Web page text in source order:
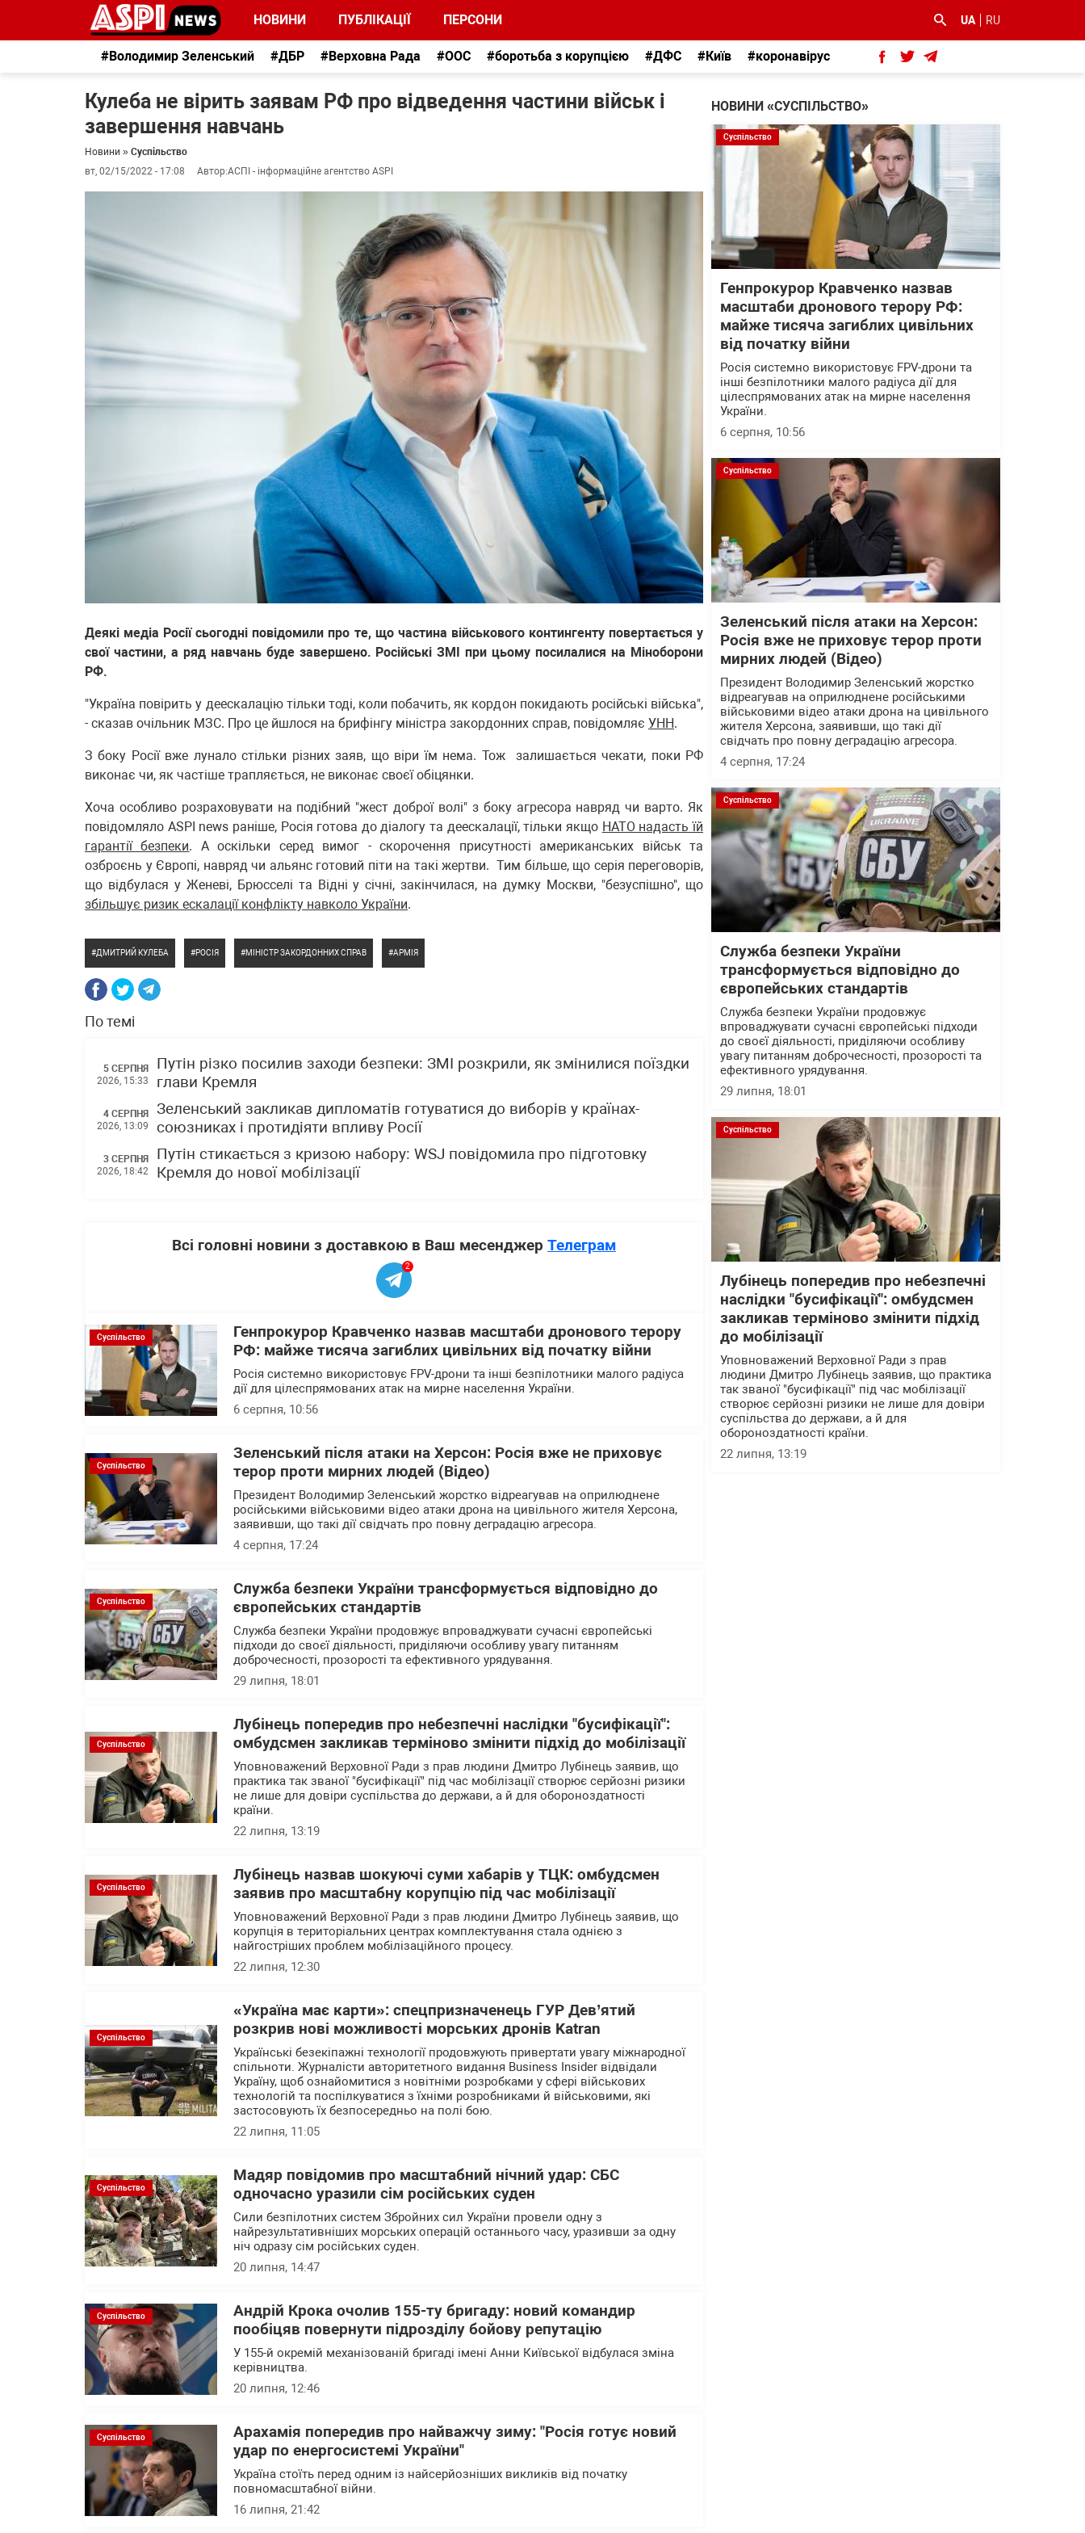
НОВИНИ ПУБЛІКАЦІЇ ПЕРСОНИ UA RU
#Володимир Зеленський #ДБР #Верховна Рада #ООС #боротьба з корупцією #ДФС #Київ #коронавірус
Кулеба не вірить заявам РФ про відведення частини військ і
завершення навчань
Новини » Суспільство
вт, 02/15/2022 - 17:08
Автор:АСПІ - інформаційне агентство ASPI
Деякі медіа Росії сьогодні повідомили про те, що частина військового контингенту повертається у
свої частини, а ряд навчань буде завершено. Російські ЗМІ при цьому посилалися на Міноборони
РФ.
"Україна повірить у деескалацію тільки тоді, коли побачить, як кордон покидають російські війська",
- сказав очільник МЗС. Про це йшлося на брифінгу міністра закордонних справ, повідомляє УНН.
З боку Росії вже лунало стільки різних заяв, що віри їм нема. Тож залишається чекати, поки РФ
виконає чи, як частіше трапляється, не виконає своєї обіцянки.
Хоча особливо розраховувати на подібний "жест доброї волі" з боку агресора навряд чи варто. Як
повідомляло ASPI news раніше, Росія готова до діалогу та деескалації, тільки якщо НАТО надасть їй
гарантії безпеки. А оскільки серед вимог - скорочення присутності американських військ та
озброєнь у Європі, навряд чи альянс готовий піти на такі жертви. Тим більше, що серія переговорів,
що відбулася у Женеві, Брюсселі та Відні у січні, закінчилася, на думку Москви, "безуспішно", що
збільшує ризик ескалації конфлікту навколо України.
ДМИТРИЙ КУЛЕБА РОСІЯ МІНІСТР ЗАКОРДОННИХ СПРАВ АРМІЯ
По темі
5 СЕРПНЯ
2026, 15:33
Путін різко посилив заходи безпеки: ЗМІ розкрили, як змінилися поїздки
глави Кремля
4 СЕРПНЯ
2026, 13:09
Зеленський закликав дипломатів готуватися до виборів у країнах-
союзниках і протидіяти впливу Росії
3 СЕРПНЯ
2026, 18:42
Путін стикається з кризою набору: WSJ повідомила про підготовку
Кремля до нової мобілізації
Всі головні новини з доставкою в Ваш месенджер Телеграм
2
Суспільство
Генпрокурор Кравченко назвав масштаби дронового терору
РФ: майже тисяча загиблих цивільних від початку війни
Росія системно використовує FPV-дрони та інші безпілотники малого радіуса
дії для цілеспрямованих атак на мирне населення України.
6 серпня, 10:56
Суспільство
Зеленський після атаки на Херсон: Росія вже не приховує
терор проти мирних людей (Відео)
Президент Володимир Зеленський жорстко відреагував на оприлюднене
російськими військовими відео атаки дрона на цивільного жителя Херсона,
заявивши, що такі дії свідчать про повну деградацію агресора.
4 серпня, 17:24
Суспільство
Служба безпеки України трансформується відповідно до
європейських стандартів
Служба безпеки України продовжує впроваджувати сучасні європейські
підходи до своєї діяльності, приділяючи особливу увагу питанням
доброчесності, прозорості та ефективного урядування.
29 липня, 18:01
Суспільство
Лубінець попередив про небезпечні наслідки "бусифікації":
омбудсмен закликав терміново змінити підхід до мобілізації
Уповноважений Верховної Ради з прав людини Дмитро Лубінець заявив, що
практика так званої "бусифікації" під час мобілізації створює серйозні ризики
не лише для довіри суспільства до держави, а й для обороноздатності
країни.
22 липня, 13:19
Суспільство
Лубінець назвав шокуючі суми хабарів у ТЦК: омбудсмен
заявив про масштабну корупцію під час мобілізації
Уповноважений Верховної Ради з прав людини Дмитро Лубінець заявив, що
корупція в територіальних центрах комплектування стала однією з
найгостріших проблем мобілізаційного процесу.
22 липня, 12:30
Суспільство
«Україна має карти»: спецпризначенець ГУР Дев’ятий
розкрив нові можливості морських дронів Katran
Українські безекіпажні технології продовжують привертати увагу міжнародної
спільноти. Журналісти авторитетного видання Business Insider відвідали
Україну, щоб ознайомитися з новітніми розробками у сфері військових
технологій та поспілкуватися з їхніми розробниками й військовими, які
застосовують їх безпосередньо на полі бою.
22 липня, 11:05
Суспільство
Мадяр повідомив про масштабний нічний удар: СБС
одночасно уразили сім російських суден
Сили безпілотних систем Збройних сил України провели одну з
найрезультативніших морських операцій останнього часу, уразивши за одну
ніч одразу сім російських суден.
20 липня, 14:47
Суспільство
Андрій Крока очолив 155-ту бригаду: новий командир
пообіцяв повернути підрозділу бойову репутацію
У 155-й окремій механізованій бригаді імені Анни Київської відбулася зміна
керівництва.
20 липня, 12:46
Суспільство
Арахамія попередив про найважчу зиму: "Росія готує новий
удар по енергосистемі України"
Україна стоїть перед одним із найсерйозніших викликів від початку
повномасштабної війни.
16 липня, 21:42
НОВИНИ «СУСПІЛЬСТВО»
Суспільство
Генпрокурор Кравченко назвав
масштаби дронового терору РФ:
майже тисяча загиблих цивільних
від початку війни
Росія системно використовує FPV-дрони та
інші безпілотники малого радіуса дії для
цілеспрямованих атак на мирне населення
України.
6 серпня, 10:56
Суспільство
Зеленський після атаки на Херсон:
Росія вже не приховує терор проти
мирних людей (Відео)
Президент Володимир Зеленський жорстко
відреагував на оприлюднене російськими
військовими відео атаки дрона на цивільного
жителя Херсона, заявивши, що такі дії
свідчать про повну деградацію агресора.
4 серпня, 17:24
Суспільство
Служба безпеки України
трансформується відповідно до
європейських стандартів
Служба безпеки України продовжує
впроваджувати сучасні європейські підходи
до своєї діяльності, приділяючи особливу
увагу питанням доброчесності, прозорості та
ефективного урядування.
29 липня, 18:01
Суспільство
Лубінець попередив про небезпечні
наслідки "бусифікації": омбудсмен
закликав терміново змінити підхід
до мобілізації
Уповноважений Верховної Ради з прав
людини Дмитро Лубінець заявив, що практика
так званої "бусифікації" під час мобілізації
створює серйозні ризики не лише для довіри
суспільства до держави, а й для
обороноздатності країни.
22 липня, 13:19